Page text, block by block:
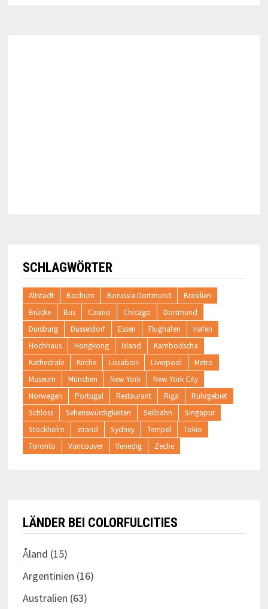
SCHLAGWÖRTER
Altstadt Bochum Borussia Dortmund
Brasilien
Brücke
Bus Casino Chicago
Dortmund
Duisburg
Düsseldorf Essen Flughafen
Hafen
Hochhaus
Hongkong Island
Kambodscha
Kathedrale
Kirche Lissabon Liverpool
Metro
Museum
München New York
New York City
Norwegen
Portugal Restaurant Riga
Ruhrgebiet
Schloss
Sehenswürdigkeiten Seilbahn
Singapur
Stockholm
strand Sydney Tempel
Tokio
Toronto
Vancouver Venedig Zeche
LÄNDER BEI COLORFULCITIES
Åland (15)
Argentinien (16)
Australien (63)